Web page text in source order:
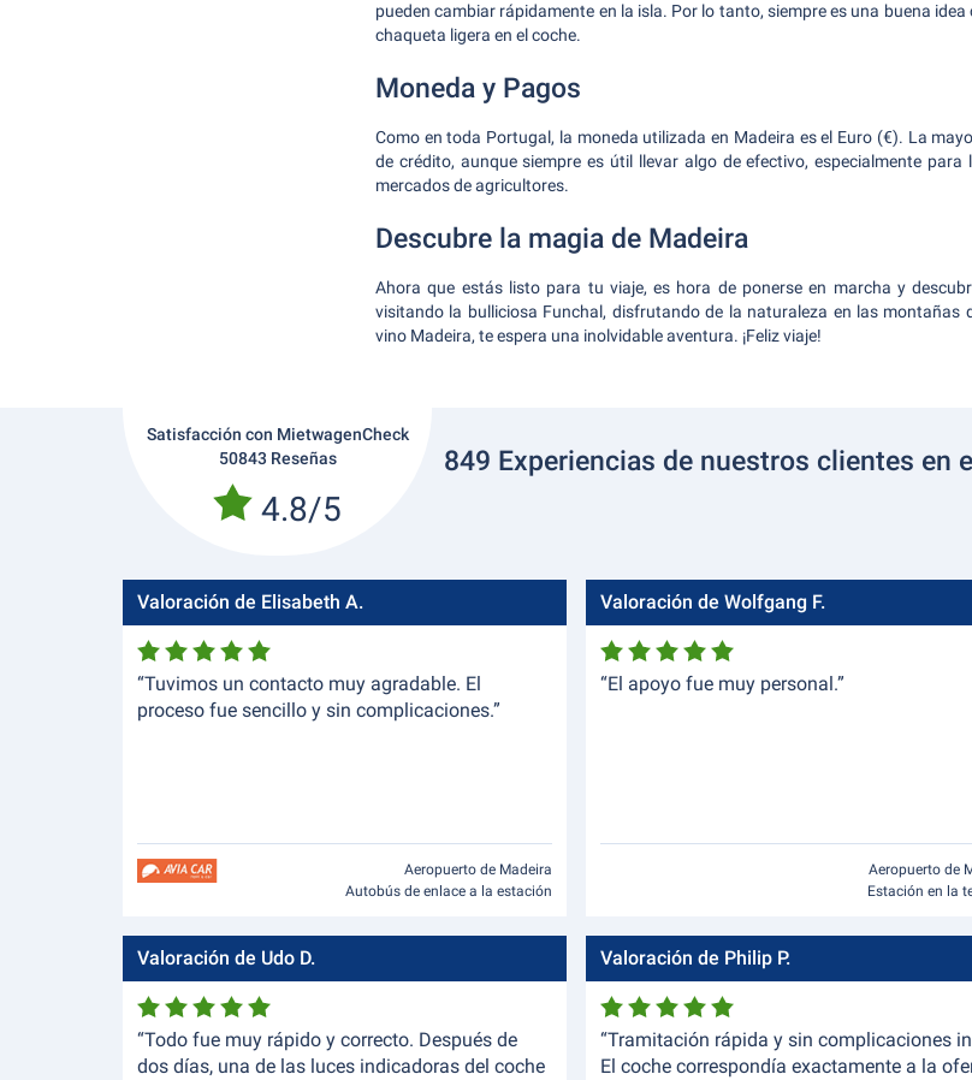
pueden cambiar rápidamente en la isla. Por lo tanto, siempre es una buena
chaqueta ligera en el coche.
Moneda y Pagos
Como en toda Portugal, la moneda utilizada en Madeira es el Euro (€). La
de crédito, aunque siempre es útil llevar algo de efectivo, especialmente
mercados de agricultores.
Descubre la magia de Madeira
Ahora que estás listo para tu viaje, es hora de ponerse en marcha y
visitando la bulliciosa Funchal, disfrutando de la naturaleza en las montañas
vino Madeira, te espera una inolvidable aventura. ¡Feliz viaje!
Satisfacción con MietwagenCheck
50843 Reseñas
4.8/5
849 Experiencias de nuestros clientes en
Valoración de Elisabeth A.
“Tuvimos un contacto muy agradable. El
proceso fue sencillo y sin complicaciones.”
Aeropuerto de Madeira
Autobús de enlace a la estación
Valoración de Wolfgang F.
“El apoyo fue muy personal.”
Aeropuerto de
Estación en la
Valoración de Udo D.
“Todo fue muy rápido y correcto. Después de
dos días, una de las luces indicadoras del coche
Valoración de Philip P.
“Tramitación rápida y sin complicaciones
El coche correspondía exactamente a la